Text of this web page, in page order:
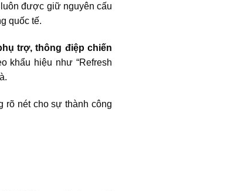
được giữ nguyên cấu
quốc tế.
trợ, thông điệp chiến
khẩu hiệu như “Refresh
nét cho sự thành công